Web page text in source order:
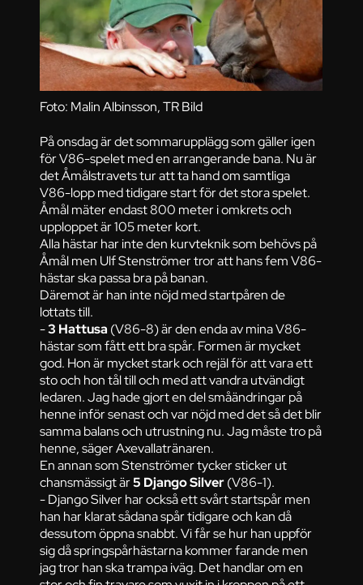
Foto: Malin Albinsson, TR Bild
På onsdag är det sommarupplägg som gäller igen
för V86-spelet med en arrangerande bana. Nu är
det Åmålstravets tur att ta hand om samtliga
V86-lopp med tidigare start för det stora spelet.
Åmål mäter endast 800 meter i omkrets och
upploppet är 105 meter kort.
Alla hästar har inte den kurvteknik som behövs på
Åmål men Ulf Stenströmer tror att hans fem V86-
hästar ska passa bra på banan.
Däremot är han inte nöjd med startpåren de
lottats till.
-3 Hattusa (V86-8) är den enda av mina V86-
hästar som fått ett bra spår. Formen är mycket
god. Hon är mycket stark och rejäl för att vara ett
sto och hon tål till och med att vandra utvändigt
ledaren. Jag hade gjort en del småändringar på
henne inför senast och var nöjd med det så det blir
samma balans och utrustning nu. Jag måste tro på
henne, säger Axevallatränaren.
En annan som Stenströmer tycker sticker ut
chansmässigt är5 Django Silver(V86-1).
- Django Silver har också ett svårt startspår men
han har klarat sådana spår tidigare och kan då
dessutom öppna snabbt. Vi får se hur han uppför
sig då springspårhästarna kommer farande men
jag tror han ska trampa iväg. Det handlar om en